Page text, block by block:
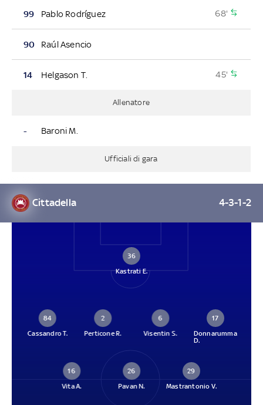
99 Pablo Rodríguez 68'
90 Raúl Asencio
14 Helgason T. 45'
Allenatore
- Baroni M.
Ufficiali di gara
Cittadella 4-3-1-2
36
Kastrati E.
84
Cassandro T.
2
Perticone R.
6
Visentin S.
17
Donnarumma
D.
16
Vita A.
26
Pavan N.
29
Mastrantonio V.